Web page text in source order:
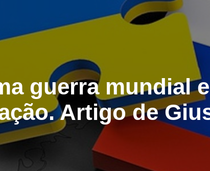
guerra mundial
Artigo de